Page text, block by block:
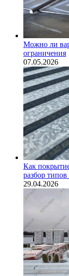
Можно ли
ограничения
07.05.2026
Как
разбор
29.04.2026